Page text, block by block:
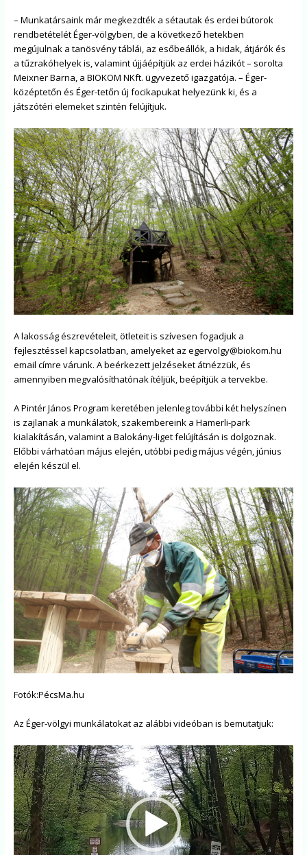
– Munkatársaink már megkezdték a sétautak és erdei bútorok
rendbetételét Éger-völgyben, de a következő hetekben
megújulnak a tanösvény táblái, az esőbeállók, a hidak, átjárók és
a tűzrakóhelyek is, valamint újjáépítjük az erdei házikót – sorolta
Meixner Barna, a BIOKOM NKft. ügyvezető igazgatója. – Éger-
középtetőn és Éger-tetőn új focikapukat helyezünk ki, és a
játszótéri elemeket szintén felújítjuk.
A lakosság észrevételeit, ötleteit is szívesen fogadjuk a
fejlesztéssel kapcsolatban, amelyeket azegervolgy@biokom.hu
email címre várunk. A beérkezett jelzéseket átnézzük, és
amennyiben megvalósíthatónak ítéljük, beépítjük a tervekbe.
A Pintér János Program keretében jelenleg további két helyszínen
is zajlanak a munkálatok, szakembereink a Hamerli-park
kialakításán, valamint a Balokány-liget felújításán is dolgoznak.
Előbbi várhatóan május elején, utóbbi pedig május végén, június
elején készül el.
Fotók:PécsMa.hu
Az Éger-völgyi munkálatokat az alábbi videóban is bemutatjuk:
Videólejátszó